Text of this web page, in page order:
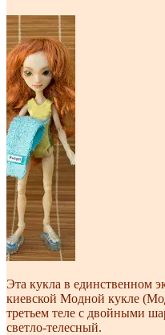
Эта кукла в единственном
киевской Модной кукле
третьем теле с двойными
светло-телесный.